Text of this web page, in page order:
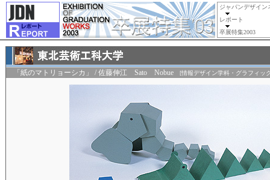
ジャパンデザイン
レポート
卒展特集2003
「紙のマトリョーシカ」 / 佐藤伸江 Sato Nobue [情報デザイン学科・グラフィッ